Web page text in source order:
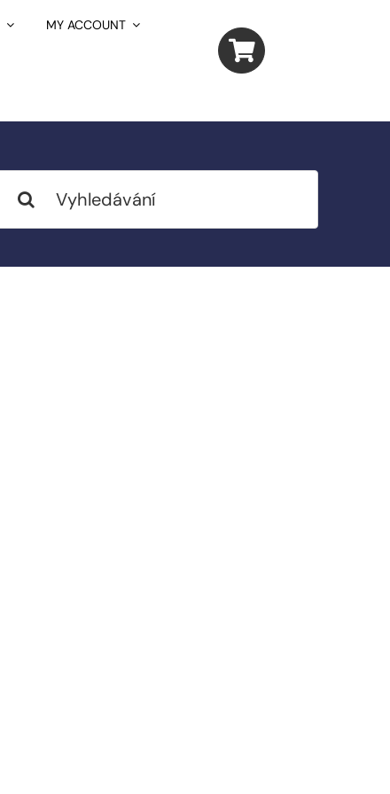
MY ACCOUNT
for: